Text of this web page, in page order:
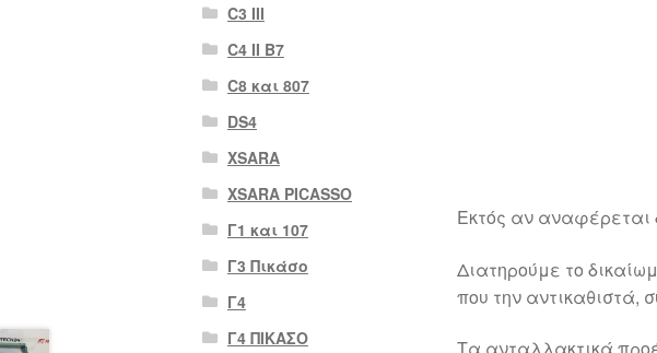
Εκτός αν αναφέρεται
Διατηρούμε το
που την
C3 III
C4 II B7
C8 και 807
DS4
XSARA
XSARA PICASSO
Γ1 και 107
Γ3 Πικάσο
Γ4
Γ4 ΠΙΚΑΣΟ